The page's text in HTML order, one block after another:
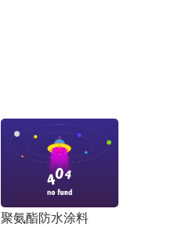
聚氨酯防水涂料